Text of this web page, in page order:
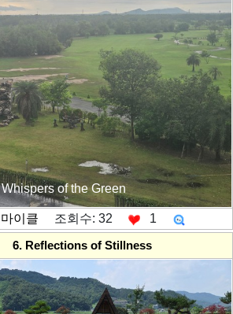
of the Green
마이클 조회수: 32 1
6. Reflections of Stillness